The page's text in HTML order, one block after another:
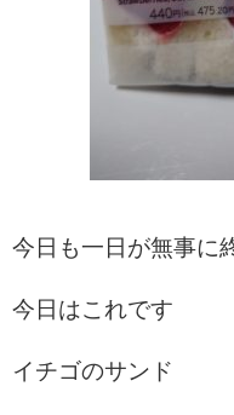
今日も一日が無事に
今日はこれです
イチゴのサンド